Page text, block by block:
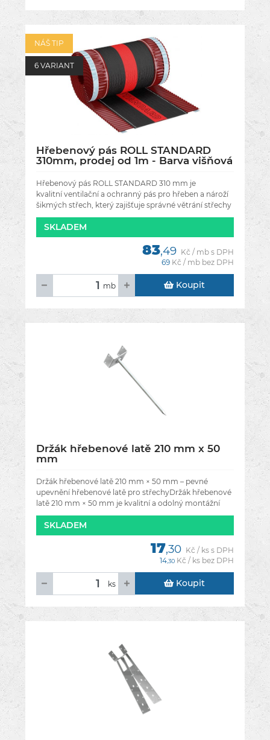
NÁŠ TIP
6 VARIANT
Hřebenový pás ROLL STANDARD
310mm, prodej od 1m - Barva višňová
Hřebenový pás ROLL STANDARD 310 mm je
kvalitní ventilační a ochranný pás pro hřeben a nároží
šikmých střech, který zajišťuje správné větrání střechy
a ochranu
SKLADEM
83,49 Kč / mb s DPH
69 Kč / mb bez DPH
mb Koupit
Držák hřebenové latě 210 mm x 50
mm
Držák hřebenové latě 210 mm × 50 mm – pevné
upevnění hřebenové latě pro střechyDržák hřebenové
latě 210 mm × 50 mm je kvalitní a odolný montážní
prvek určený k bezpečnému
SKLADEM
17,30 Kč / ks s DPH
14,30 Kč / ks bez DPH
ks Koupit